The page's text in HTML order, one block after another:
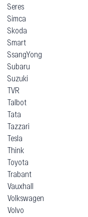
Seres
Simca
Skoda
Smart
SsangYong
Subaru
Suzuki
TVR
Talbot
Tata
Tazzari
Tesla
Think
Toyota
Trabant
Vauxhall
Volkswagen
Volvo